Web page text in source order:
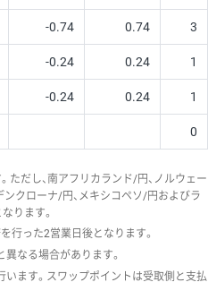
-0.74 0.74 3
-0.24 0.24 1
-0.24 0.24 1
0
ただし、南アフリカランド/円、ノルウェー
ンクローナ/円、メキシコペソ/円およびラ
ります。
行った2営業日後となります。
なる場合があります。
ます。スワップポイントは受取側と支払